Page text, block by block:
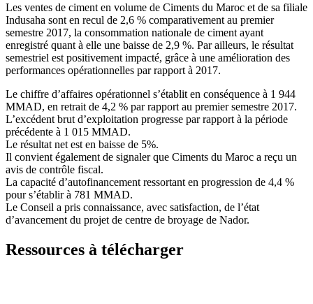
Les ventes de ciment en volume de Ciments du Maroc et de sa filiale
Indusaha sont en recul de 2,6 % comparativement au premier
semestre 2017, la consommation nationale de ciment ayant
enregistré quant à elle une baisse de 2,9 %. Par ailleurs, le résultat
semestriel est positivement impacté, grâce à une amélioration des
performances opérationnelles par rapport à 2017.
Le chiffre d’affaires opérationnel s’établit en conséquence à 1 944
MMAD, en retrait de 4,2 % par rapport au premier semestre 2017.
L’excédent brut d’exploitation progresse par rapport à la période
précédente à 1 015 MMAD.
Le résultat net est en baisse de 5%.
Il convient également de signaler que Ciments du Maroc a reçu un
avis de contrôle fiscal.
La capacité d’autofinancement ressortant en progression de 4,4 %
pour s’établir à 781 MMAD.
Le Conseil a pris connaissance, avec satisfaction, de l’état
d’avancement du projet de centre de broyage de Nador.
Ressources à télécharger